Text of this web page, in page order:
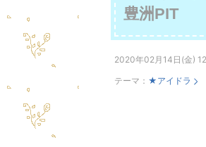
豊洲PIT
2020年02月14日(金)
テーマ： ★アイドラ